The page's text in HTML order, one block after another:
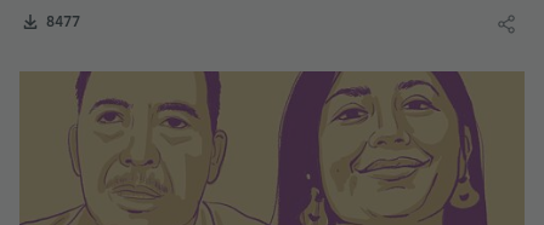
Zahl der Downloads:
8477